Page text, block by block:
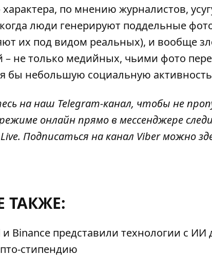
характера, по мнению журналистов,
люди генерируют поддельные
их под видом реальных), и вообще
не только медийных, чьими фото
бы небольшую социальную
на наш Telegram-канал, чтобы не
онлайн прямо в мессенджере
. Подписаться на канал Viber можно
ТАКЖЕ:
и Binance представили технологии с ИИ
стипендию